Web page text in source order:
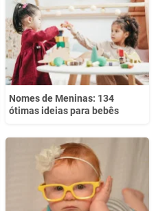
Nomes de Meninas: 134
ótimas ideias para bebês